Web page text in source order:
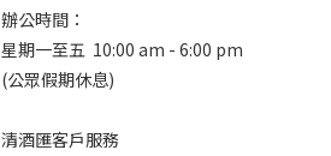
辦公時間：
星期一至五 10:00 am - 6:00 pm
(公眾假期休息)
清酒匯客戶服務